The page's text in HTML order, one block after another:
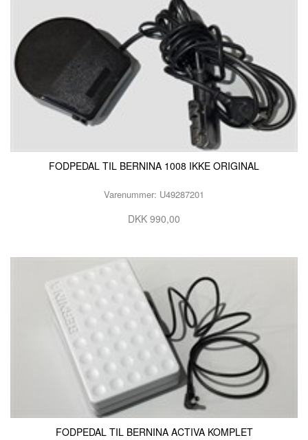
FODPEDAL TIL BERNINA 1008 IKKE ORIGINAL
Varenummer: U49287201
DKK 990,00
FODPEDAL TIL BERNINA ACTIVA KOMPLET